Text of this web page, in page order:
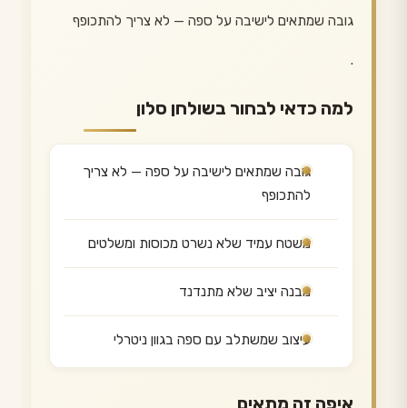
גובה שמתאים לישיבה על ספה — לא צריך להתכופף
.
למה כדאי לבחור בשולחן סלון
גובה שמתאים לישיבה על ספה — לא צריך
להתכופף
משטח עמיד שלא נשרט מכוסות ומשלטים
מבנה יציב שלא מתנדנד
עיצוב שמשתלב עם ספה בגוון ניטרלי
איפה זה מתאים